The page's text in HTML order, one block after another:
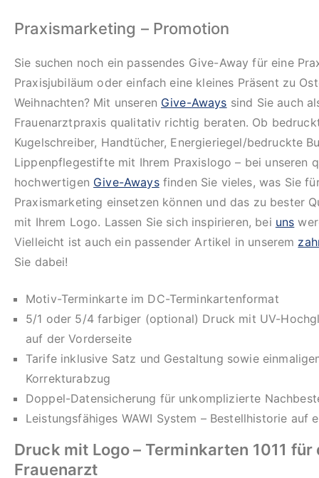
Praxismarketing – Promotion
Sie suchen noch ein passendes Give-Away für eine
Praxisjubiläum oder einfach eine kleines Präsent zu
Weihnachten? Mit unseren Give-Aways sind Sie auch
Frauenarztpraxis qualitativ richtig beraten. Ob
Kugelschreiber, Handtücher, Energieriegel/bedruckte
Lippenpflegestifte mit Ihrem Praxislogo – bei unseren
hochwertigen Give-Awaysfinden Sie vieles, was Sie
Praxismarketing einsetzen können und das zu bester
mit Ihrem Logo. Lassen Sie sich inspirieren, bei uns
Vielleicht ist auch ein passender Artikel in unserem
Sie dabei!
Motiv-Terminkarte im DC-Terminkartenformat
5/1 oder 5/4 farbiger (optional) Druck mit UV-
auf der Vorderseite
Tarife inklusive Satz und Gestaltung sowie
Korrekturabzug
Doppel-Datensicherung für unkomplizierte
Leistungsfähiges WAWI System – Bestellhistorie auf
Druck mit Logo – Terminkarten 1011 für
Frauenarzt